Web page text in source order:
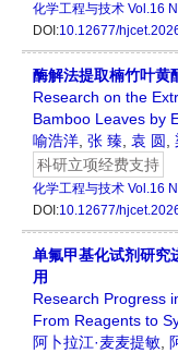
化学工程与技术 Vol.16
DOI:10.12677/
酶解法提取楠竹叶黄
Research on the
Bamboo Leaves by
喻浩洋, 张 臻, 袁 圆,
科研立项经费支持
化学工程与技术 Vol.16
DOI:10.12677/
单氟甲基化试剂研究
用
Research Progress
From Reagents to
阿卜拉江·麦麦提敏,